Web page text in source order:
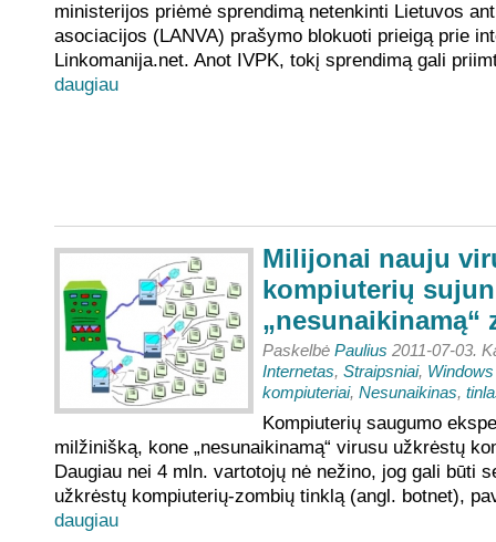
ministerijos priėmė sprendimą netenkinti Lietuvos
asociacijos (LANVA) prašymo blokuoti prieigą prie
Linkomanija.net. Anot IVPK, tokį sprendimą gali
daugiau
Milijonai nauju
kompiuterių
„nesunaikinamą“
Paskelbė Paulius 2011-07-03.
Internetas, Straipsniai, Windows
kompiuteriai, Nesunaikinas,
Kompiuterių saugumo
milžinišką, kone „nesunaikinamą“ virusu užkrėstų
Daugiau nei 4 mln. vartotojų nė nežino, jog gali būti
užkrėstų kompiuterių-zombių tinklą (angl. botnet),
daugiau